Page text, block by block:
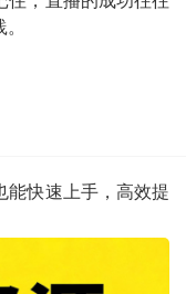
能快速上手，高效提